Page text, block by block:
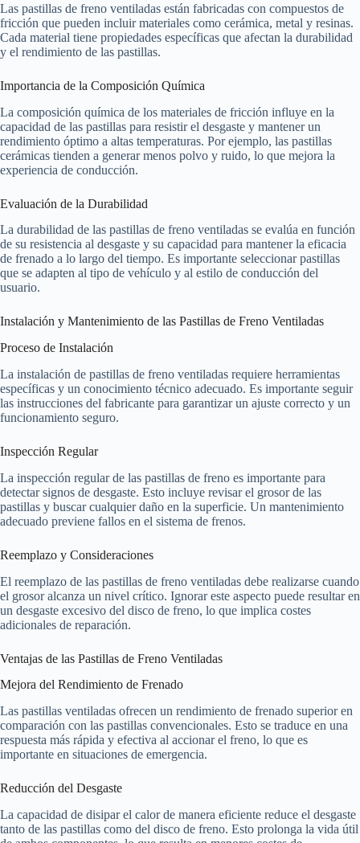
Las pastillas de freno ventiladas están fabricadas con compuestos de
fricción que pueden incluir materiales como cerámica, metal y resinas.
Cada material tiene propiedades específicas que afectan la durabilidad
y el rendimiento de las pastillas.
Importancia de la Composición Química
La composición química de los materiales de fricción influye en la
capacidad de las pastillas para resistir el desgaste y mantener un
rendimiento óptimo a altas temperaturas. Por ejemplo, las pastillas
cerámicas tienden a generar menos polvo y ruido, lo que mejora la
experiencia de conducción.
Evaluación de la Durabilidad
La durabilidad de las pastillas de freno ventiladas se evalúa en función
de su resistencia al desgaste y su capacidad para mantener la eficacia
de frenado a lo largo del tiempo. Es importante seleccionar pastillas
que se adapten al tipo de vehículo y al estilo de conducción del
usuario.
Instalación y Mantenimiento de las Pastillas de Freno Ventiladas
Proceso de Instalación
La instalación de pastillas de freno ventiladas requiere herramientas
específicas y un conocimiento técnico adecuado. Es importante seguir
las instrucciones del fabricante para garantizar un ajuste correcto y un
funcionamiento seguro.
Inspección Regular
La inspección regular de las pastillas de freno es importante para
detectar signos de desgaste. Esto incluye revisar el grosor de las
pastillas y buscar cualquier daño en la superficie. Un mantenimiento
adecuado previene fallos en el sistema de frenos.
Reemplazo y Consideraciones
El reemplazo de las pastillas de freno ventiladas debe realizarse cuando
el grosor alcanza un nivel crítico. Ignorar este aspecto puede resultar en
un desgaste excesivo del disco de freno, lo que implica costes
adicionales de reparación.
Ventajas de las Pastillas de Freno Ventiladas
Mejora del Rendimiento de Frenado
Las pastillas ventiladas ofrecen un rendimiento de frenado superior en
comparación con las pastillas convencionales. Esto se traduce en una
respuesta más rápida y efectiva al accionar el freno, lo que es
importante en situaciones de emergencia.
Reducción del Desgaste
La capacidad de disipar el calor de manera eficiente reduce el desgaste
tanto de las pastillas como del disco de freno. Esto prolonga la vida útil